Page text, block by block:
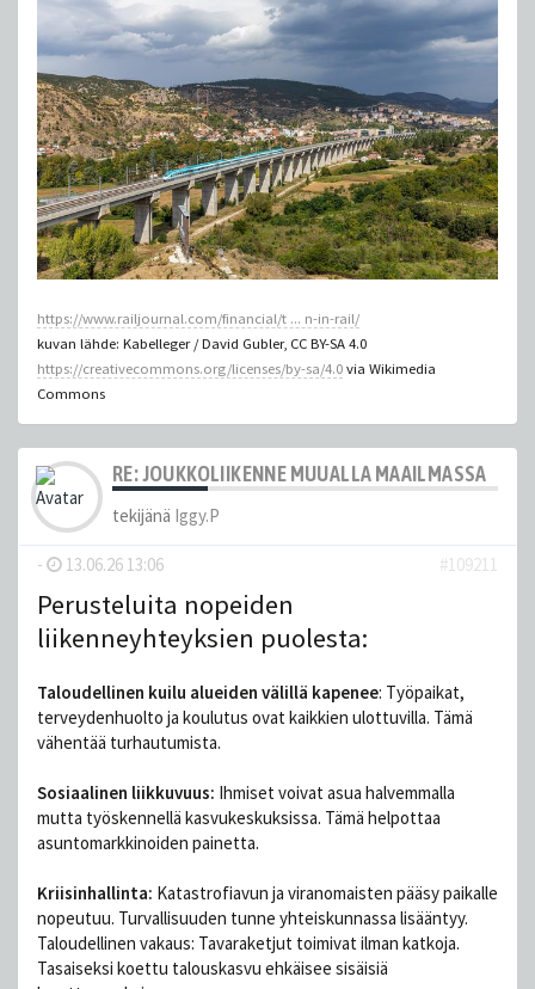
https://www.railjournal.com/financial/t ... n-in-rail/
kuvan lähde: Kabelleger / David Gubler, CC BY-SA 4.0
https://creativecommons.org/licenses/by-sa/4.0via Wikimedia
Commons
RE: JOUKKOLIIKENNE MUUALLA MAAILMASSA
tekijänä Iggy.P
- 13.06.26 13:06 #109211
Perusteluita nopeiden
liikenneyhteyksien puolesta:
Taloudellinen kuilu alueiden välillä kapenee: Työpaikat,
terveydenhuolto ja koulutus ovat kaikkien ulottuvilla. Tämä
vähentää turhautumista.
Sosiaalinen liikkuvuus: Ihmiset voivat asua halvemmalla
mutta työskennellä kasvukeskuksissa. Tämä helpottaa
asuntomarkkinoiden painetta.
Kriisinhallinta: Katastrofiavun ja viranomaisten pääsy paikalle
nopeutuu. Turvallisuuden tunne yhteiskunnassa lisääntyy.
Taloudellinen vakaus: Tavaraketjut toimivat ilman katkoja.
Tasaiseksi koettu talouskasvu ehkäisee sisäisiä